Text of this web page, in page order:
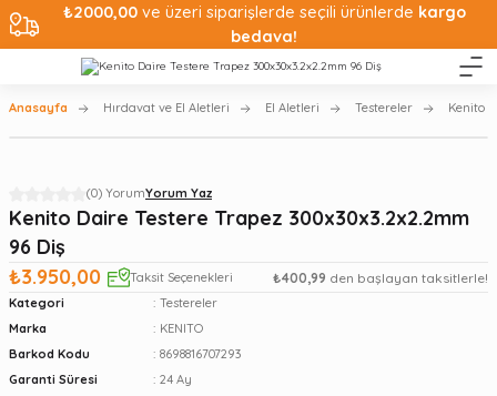
₺2000,00ve üzeri siparişlerde seçili ürünlerde kargo
bedava!
Anasayfa Hırdavat ve El Aletleri El Aletleri Testereler Kenito
(0) YorumYorum Yaz
Kenito Daire Testere Trapez 300x30x3.2x2.2mm
96 Diş
₺3.950,00
Taksit Seçenekleri ₺400,99 den başlayan taksitlerle!
Kategori
Testereler
Marka
KENITO
Barkod Kodu
8698816707293
Garanti Süresi
24 Ay